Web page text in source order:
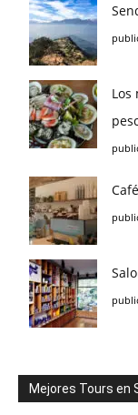
Los
Mejores Tours en